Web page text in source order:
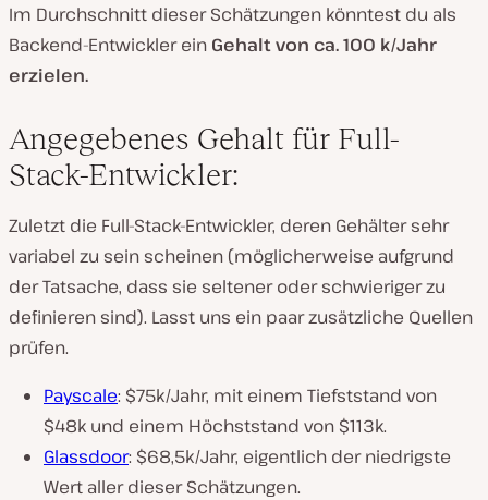
Im Durchschnitt dieser Schätzungen könntest du als
Backend-Entwickler ein Gehalt von ca. 100 k/Jahr
erzielen.
Angegebenes Gehalt für Full-
Stack-Entwickler:
Zuletzt die Full-Stack-Entwickler, deren Gehälter sehr
variabel zu sein scheinen (möglicherweise aufgrund
der Tatsache, dass sie seltener oder schwieriger zu
definieren sind). Lasst uns ein paar zusätzliche Quellen
prüfen.
Payscale: $75k/Jahr, mit einem Tiefststand von
$48k und einem Höchststand von $113k.
Glassdoor: $68,5k/Jahr, eigentlich der niedrigste
Wert aller dieser Schätzungen.